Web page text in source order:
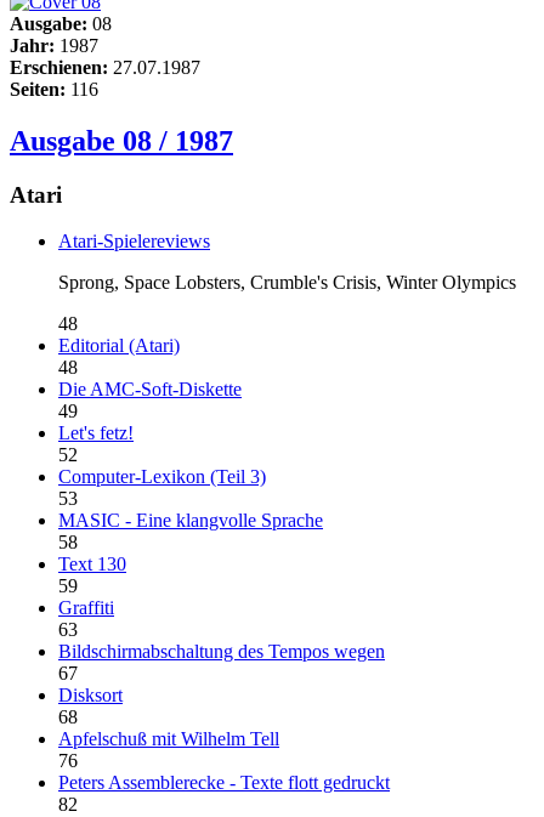
Ausgabe: 08
Jahr: 1987
Erschienen: 27.07.1987
Seiten: 116
Ausgabe 08 / 1987
Atari
Atari-Spielereviews
Sprong, Space Lobsters, Crumble's Crisis, Winter Olympics
48
Editorial (Atari)
48
Die AMC-Soft-Diskette
49
Let's fetz!
52
Computer-Lexikon (Teil 3)
53
MASIC - Eine klangvolle Sprache
58
Text 130
59
Graffiti
63
Bildschirmabschaltung des Tempos wegen
67
Disksort
68
Apfelschuß mit Wilhelm Tell
76
Peters Assemblerecke - Texte flott gedruckt
82